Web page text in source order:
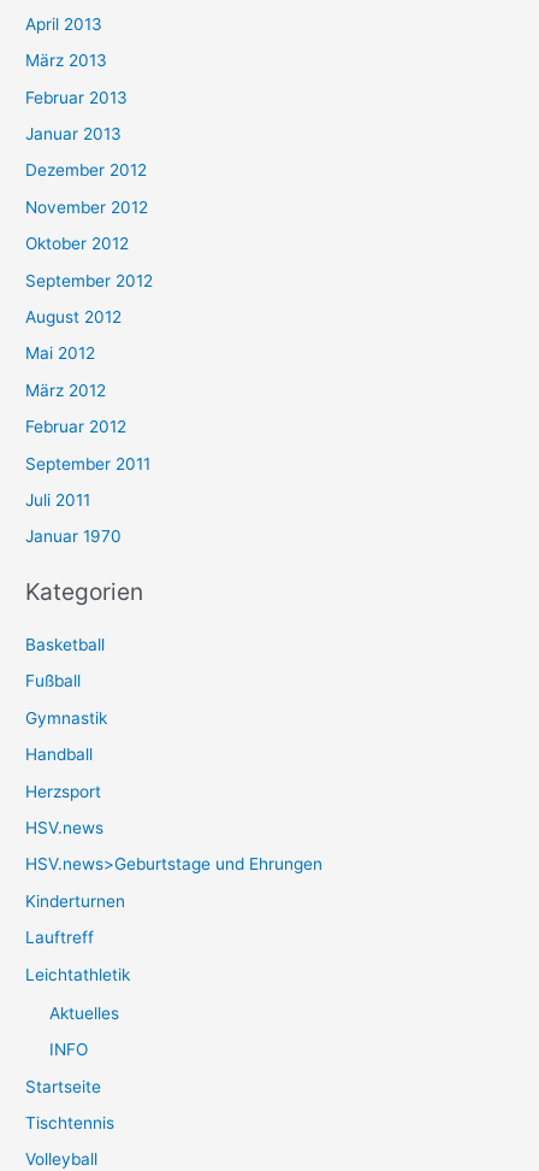
April 2013
März 2013
Februar 2013
Januar 2013
Dezember 2012
November 2012
Oktober 2012
September 2012
August 2012
Mai 2012
März 2012
Februar 2012
September 2011
Juli 2011
Januar 1970
Kategorien
Basketball
Fußball
Gymnastik
Handball
Herzsport
HSV.news
HSV.news>Geburtstage und Ehrungen
Kinderturnen
Lauftreff
Leichtathletik
Aktuelles
INFO
Startseite
Tischtennis
Volleyball